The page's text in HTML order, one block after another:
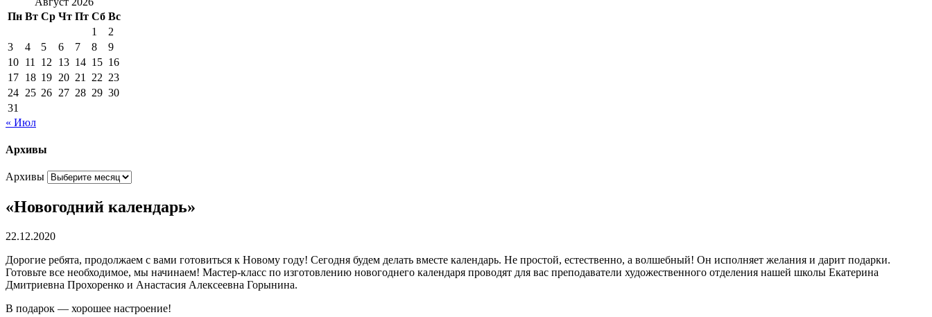
Пн Вт Ср Чт Пт Сб Вс
1
2
3
4 5 6 7 8
9
10 11 12 13 14 15 16
17 18 19 20 21 22 23
24 25 26 27 28 29 30
31
« Июл
Архивы
Архивы
«Новогодний календарь»
22.12.2020
Дорогие ребята, продолжаем с вами готовиться к Новому году! Сегодня будем делать вместе календарь. Не простой, естественно, а волшебный! Он исполняет желания и дарит подарки.
Готовьте все необходимое, мы начинаем! Мастер-класс по изготовлению новогоднего календаря проводят для вас преподаватели художественного отделения нашей школы Екатерина
Дмитриевна Прохоренко и Анастасия Алексеевна Горынина.
В подарок — хорошее настроение!